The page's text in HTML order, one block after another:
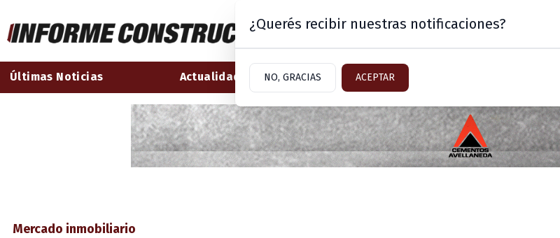
Últimas Noticias Actualidad Mercado
Mercado inmobiliario
¿Querés recibir nuestras notificaciones?
NO, GRACIAS ACEPTAR